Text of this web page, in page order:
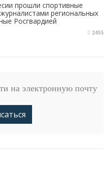
прошли спортивные
региональных
Росгвардией
2455
на электронную почту